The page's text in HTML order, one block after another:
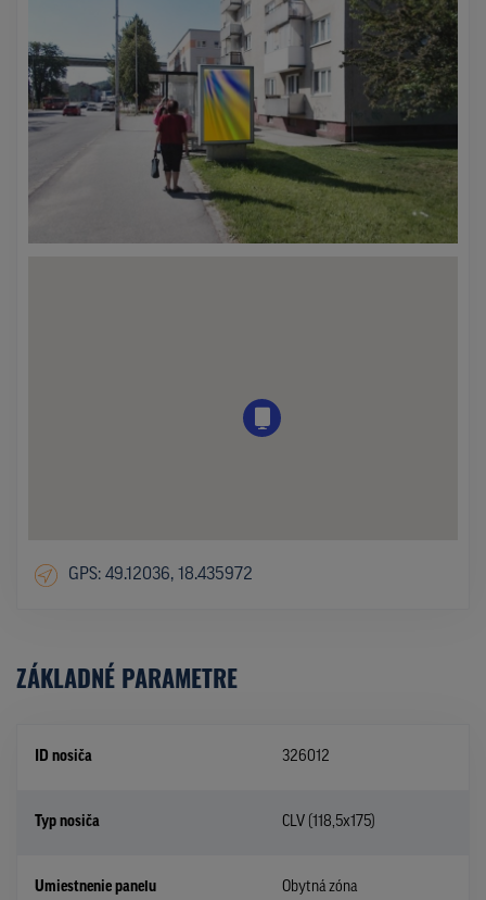
GPS: 49.12036, 18.435972
ZÁKLADNÉ PARAMETRE
ID nosiča 326012
Typ nosiča CLV (118,5x175)
Umiestnenie panelu Obytná zóna